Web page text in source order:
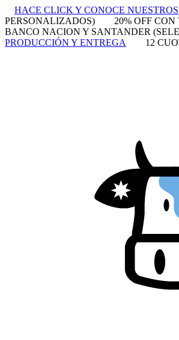
HACE CLICK Y CONOCE
PERSONALIZADOS)
20% OFF
BANCO NACION Y SANTANDER
PRODUCCIÓN Y ENTREGA
12